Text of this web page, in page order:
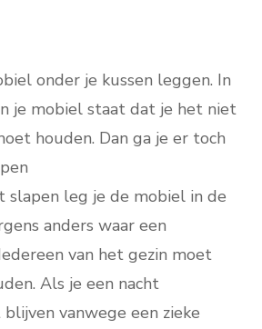
onder je kussen leggen. In
je mobiel staat dat je het niet
houden. Dan ga je er toch
slapen leg je de mobiel in de
anders waar een
van het gezin moet
Als je een nacht
vanwege een zieke